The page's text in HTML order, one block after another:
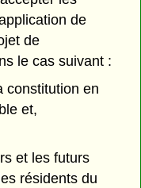
de
de
le cas suivant :
constitution en
et,
et les futurs
résidents du